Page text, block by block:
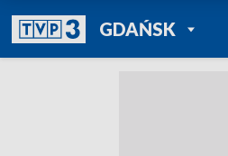
GDAŃSKPOWRÓT DO
TVP REGIONY